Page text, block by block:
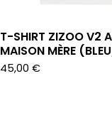
T-SHIRT ZIZOO V2
MAISON MÈRE
45,00 €